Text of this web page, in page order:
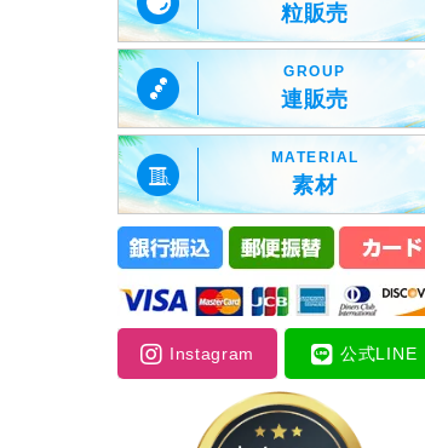
粒販売
連販売
GROUP
素材
MATERIAL
Instagram 公式LINE